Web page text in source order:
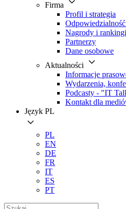
Firma
Profil i strategia
Odpowiedzialność
Nagrody i rankingi
Partnerzy
Dane osobowe
Aktualności
Informacje
Wydarzenia,
Podcasty - "IT
Kontakt dla
Język PL
PL
EN
DE
FR
IT
ES
PT